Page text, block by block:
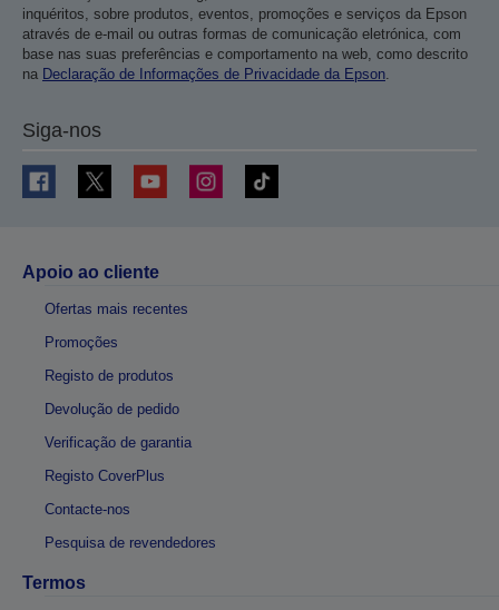
inquéritos, sobre produtos, eventos, promoções e serviços da Epson
através de e-mail ou outras formas de comunicação eletrónica, com
base nas suas preferências e comportamento na web, como descrito
na Declaração de Informações de Privacidade da Epson.
Siga-nos
Apoio ao cliente
Ofertas mais recentes
Promoções
Registo de produtos
Devolução de pedido
Verificação de garantia
Registo CoverPlus
Contacte-nos
Pesquisa de revendedores
Termos